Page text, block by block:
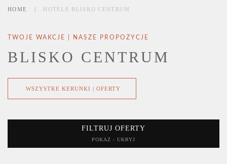
HOME HOTELE BLISKO CENTRUM
TWOJE WAKCJE | NASZE PROPOZYCJE
BLISKO CENTRUM
WSZYSTKE KERUNKI | OFERTY
FILTRUJ OFERTY
POKAŻ - UKRYJ